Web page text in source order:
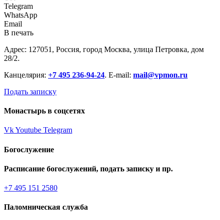
Telegram
WhatsApp
Email
В печать
Адрес: 127051, Россия, город Москва, улица Петровка, дом
28/2.
Канцелярия: +7 495 236-94-24. E-mail: mail@vpmon.ru
Подать записку
Монастырь в соцсетях
VkYoutube Telegram
Богослужение
Расписание богослужений, подать записку и пр.
+7 495 151 2580
Паломническая служба